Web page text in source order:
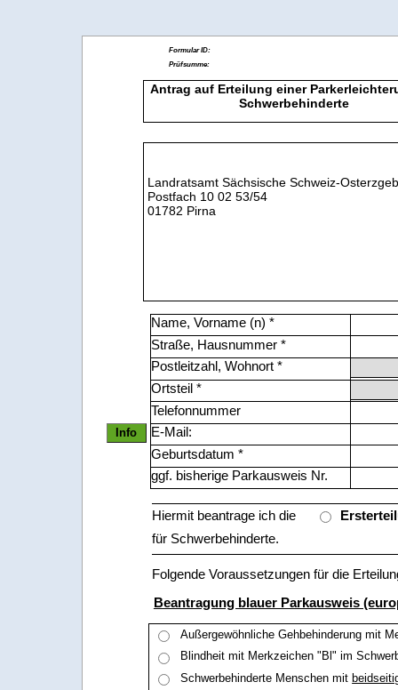
Landratsamt Sächsische Schweiz-
Postfach 10 02 53/54
01782 Pirna
Antrag auf Erteilung einer
Schwerbehinderte
Name, Vorname (n) *
Straße, Hausnummer *
Postleitzahl, Wohnort *
Telefonnummer
Geburtsdatum *
ggf. bisherige Parkausweis Nr.
Hiermit beantrage ich die
Folgende Voraussetzungen für die
Beantragung blauer Parkausweis
Außergewöhnliche Gehbehinderung mit
Blindheit mit Merkzeichen "Bl" im
Schwerbehinderte Menschen mit
für Schwerbehinderte.
Ortsteil *
E-Mail:
Info